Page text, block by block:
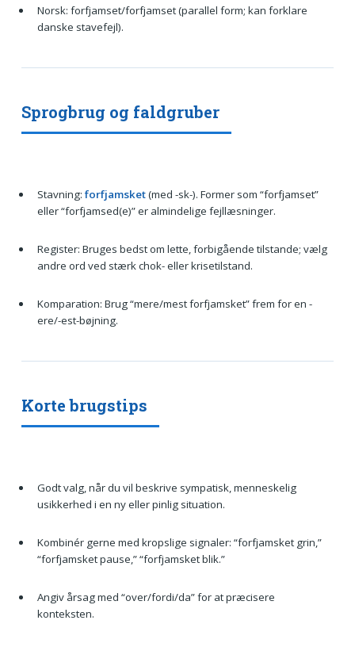
Norsk: forfjamset/forfjamset (parallel form; kan forklare
danske stavefejl).
Sprogbrug og faldgruber
Stavning:forfjamsket(med -sk-). Former som “forfjamset”
eller “forfjamsed(e)” er almindelige fejllæsninger.
Register: Bruges bedst om lette, forbigående tilstande; vælg
andre ord ved stærk chok- eller krisetilstand.
Komparation: Brug “mere/mest forfjamsket” frem for en -
ere/-est-bøjning.
Korte brugstips
Godt valg, når du vil beskrive sympatisk, menneskelig
usikkerhed i en ny eller pinlig situation.
Kombinér gerne med kropslige signaler: “forfjamsket grin,”
“forfjamsket pause,” “forfjamsket blik.”
Angiv årsag med “over/fordi/da” for at præcisere
konteksten.